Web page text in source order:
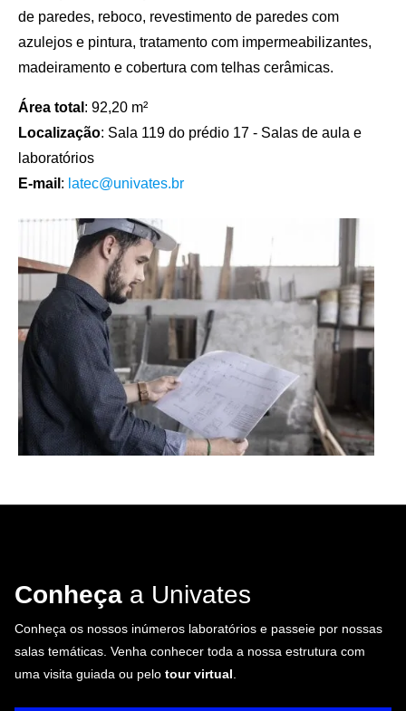
de paredes, reboco, revestimento de paredes com
azulejos e pintura, tratamento com impermeabilizantes,
madeiramento e cobertura com telhas cerâmicas.
Área total : 92,20 m²
Localização: Sala 119 do prédio 17 - Salas de aula e
laboratórios
E-mail : latec@univates.br
Conheça a Univates
Conheça os nossos inúmeros laboratórios e passeie por nossas
salas temáticas. Venha conhecer toda a nossa estrutura com
uma visita guiada ou pelo tour virtual